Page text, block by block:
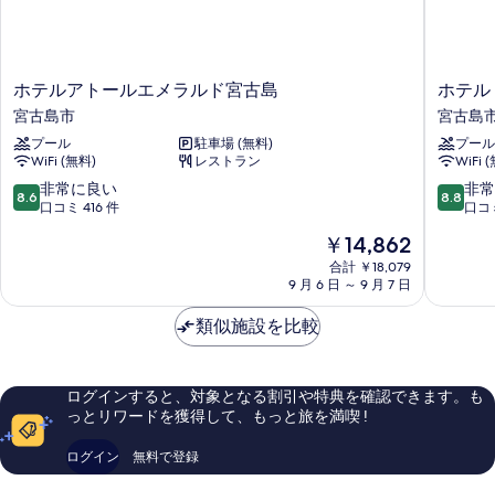
を
表
示
す
る
名)
の
す
べ
写
表
示
す
る
名)
の
細
ホ
テ
ル
ア
ト
ー
ル
ド
宮
島
市
ホテルアトールエメラルド宮古島
宮古島市
プール
駐車場 (無料)
WiFi (無料)
レストラン
10
段
常
口
ミ
416
8.6 非常に良い
口コミ 416 件
現
在
の
￥14,862
合計 ￥18,079
9 月 6 日 ～ 9 月 7 日
ホ
テ
ル・
ト
リ
フ
ィ
島
ト
宮
ホテ
宮古島
プール
WiFi (
10
段
常
口
コ
8.8 非
口コ
類似施設を比較
ログインすると、対象となる割引や特典を確認できます。も
っとリワードを獲得して、もっと旅を満喫 !
ログイン 無料で登録